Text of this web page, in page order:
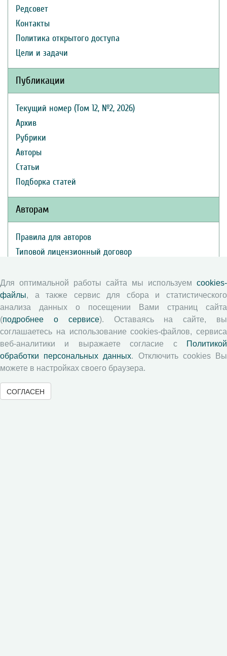
Редсовет
Контакты
Политика открытого доступа
Цели и задачи
Публикации
Текущий номер (Том 12, №2, 2026)
Архив
Рубрики
Авторы
Статьи
Подборка статей
Авторам
Правила для авторов
Типовой лицензионный договор
Согласие на обработку персональных данных
Авторские права
Рецензентам
Памятка рецензенту
Положение о рецензировании
Форма рецензии
Для оптимальной работы сайта мы используем cookies-
файлы, а также сервис для сбора и статистического
анализа данных о посещении Вами страниц сайта
(подробнее о сервисе). Оставаясь на сайте, вы
соглашаетесь на использование cookies-файлов, сервиса
веб-аналитики и выражаете согласие с
Политикой
обработки персональных данных. Отключить cookies Вы
можете в настройках своего браузера.
СОГЛАСЕН